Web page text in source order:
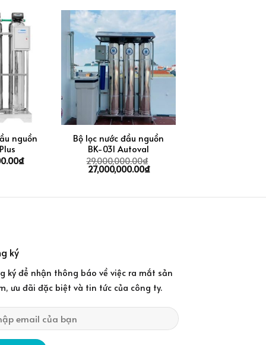
nguồn
₫
Bộ lọc nước đầu nguồn
BK-03I Autoval
29,000,000.00₫
27,000,000.00₫
ký
ký để nhận thông báo về việc ra mắt sản
ưu đãi đặc biệt và tin tức của công ty.